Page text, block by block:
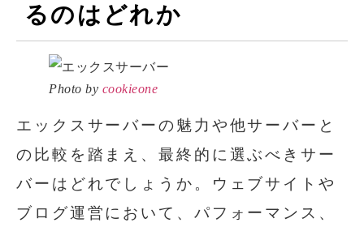
るのはどれか
Photo by cookieone
エックスサーバーの魅力や他サーバーと
の比較を踏まえ、最終的に選ぶべきサー
バーはどれでしょうか。ウェブサイトや
ブログ運営において、パフォーマンス、